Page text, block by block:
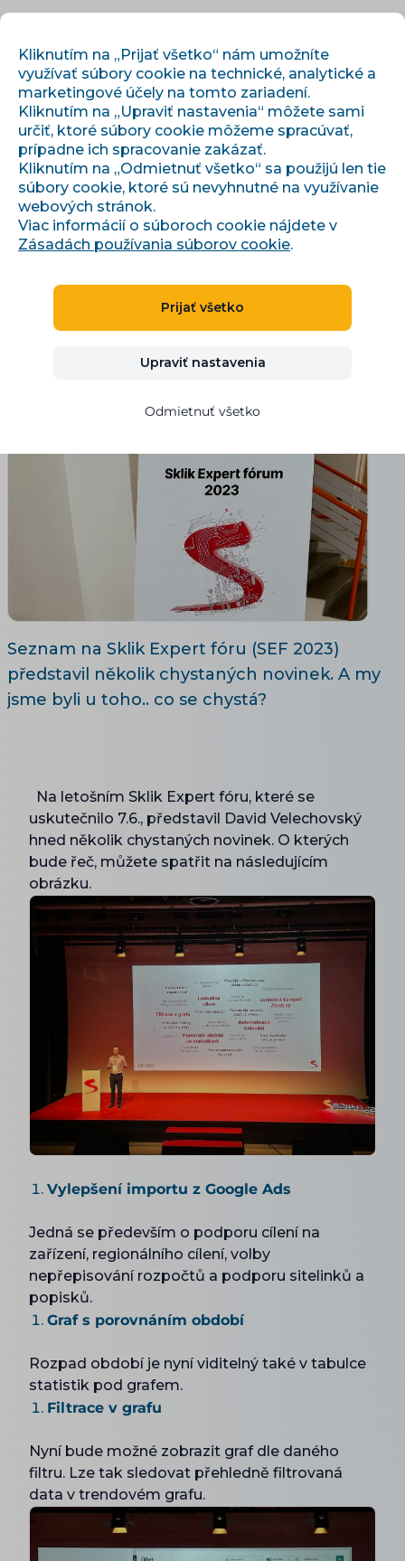
Úvod ›Články a informácie› Jaké se chystají novinky v Skliku?
Jaké se chystají novinky v
Skliku?
Ivana Broklová
Seznam na Sklik Expert fóru (SEF 2023)
představil několik chystaných novinek. A my
jsme byli u toho.. co se chystá?
Na letošním Sklik Expert fóru, které se
uskutečnilo 7.6., představil David Velechovský
hned několik chystaných novinek. O kterých
bude řeč, můžete spatřit na následujícím
obrázku.
Vylepšení importu z Google Ads
Jedná se především o podporu cílení na
zařízení, regionálního cílení, volby
nepřepisování rozpočtů a podporu sitelinků a
popisků.
Graf s porovnáním období
Rozpad období je nyní viditelný také v tabulce
statistik pod grafem.
Filtrace v grafu
Nyní bude možné zobrazit graf dle daného
filtru. Lze tak sledovat přehledně filtrovaná
data v trendovém grafu.
Kliknutím na „Prijať všetko“ nám umožníte
využívať súbory cookie na technické, analytické a
marketingové účely na tomto zariadení.
Kliknutím na „Upraviť nastavenia“ môžete sami
určiť, ktoré súbory cookie môžeme spracúvať,
prípadne ich spracovanie zakázať.
Kliknutím na „Odmietnuť všetko“ sa použijú len tie
súbory cookie, ktoré sú nevyhnutné na využívanie
webových stránok.
Viac informácií o súboroch cookie nájdete v
Zásadách používania súborov cookie.
Prijať všetko
Upraviť nastavenia
Odmietnuť všetko